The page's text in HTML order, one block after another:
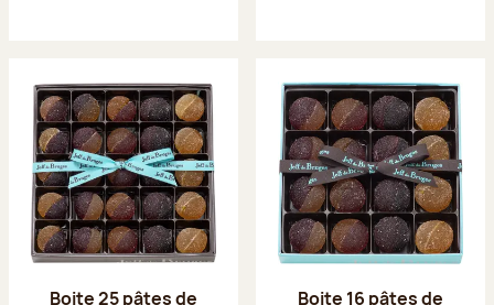
Boite 25 pâtes de Boite 16 pâtes de